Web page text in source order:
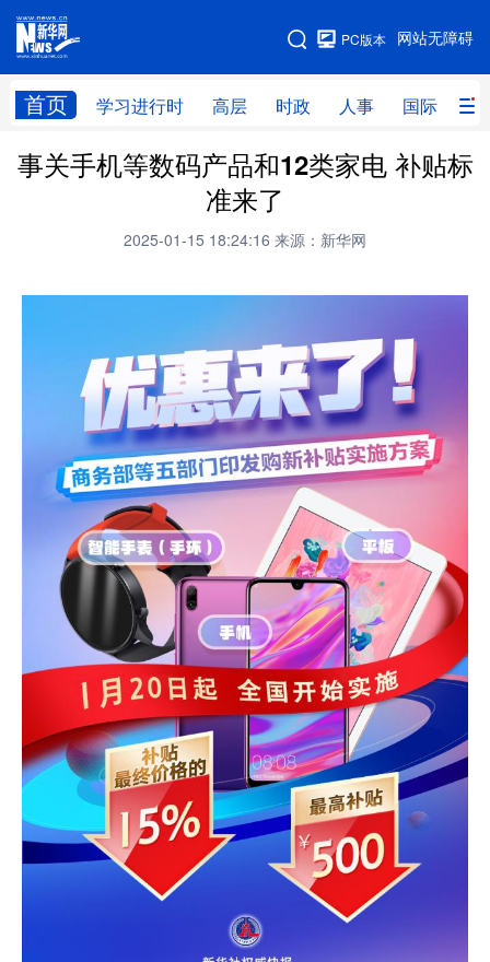
网站无障碍
PC版本
首页 学习进行时 高层 时政 人事 国际 财
网站地图
学习进行时 高层 时政 人事
书画 健康 军事
访谈 视频 图片 政务
中央文件 金融 汽车
食品 人居 信息化
学术中国 乡村振兴 银龄 溯源中国
城市 旅游 能源 会展
彩票 娱乐 时尚 悦读
公益 一带一路 亚太网 上市公司
地方频道
北京 天津 河北
吉林 上海
事关手机等数码产品和12类家电 补贴标
准来了
2025-01-15 18:24:16 来源：新华网